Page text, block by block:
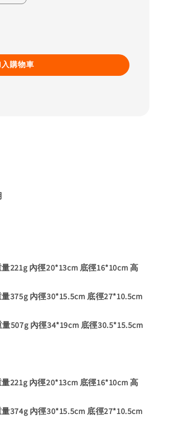
入購物車
221g 內徑20*13cm 底徑16*10cm 高
375g 內徑30*15.5cm 底徑27*10.5cm
507g 內徑34*19cm 底徑30.5*15.5cm
221g 內徑20*13cm 底徑16*10cm 高
374g 內徑30*15.5cm 底徑27*10.5cm